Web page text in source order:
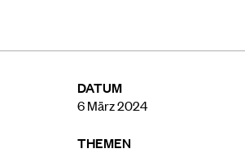
DATUM
6 März 2024
THEMEN